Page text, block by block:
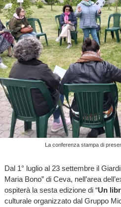
La conferenza stampa di
Dal 1° luglio al 23 settembre il
Maria Bono” di Ceva, nell’area
ospiterà la sesta edizione di “Un
culturale organizzato dal Gruppo